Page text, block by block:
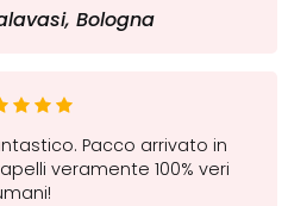
Bologna
Pacco arrivato in
veramente 100% veri